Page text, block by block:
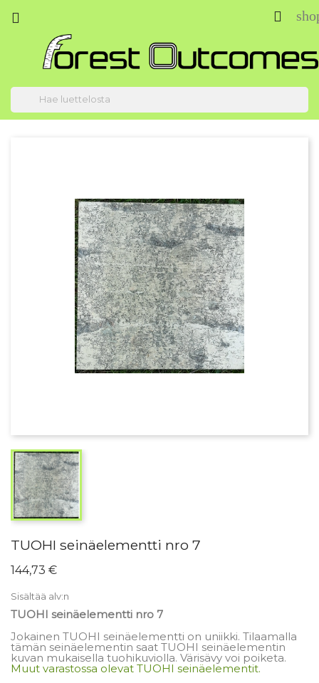
 

TUOHI seinäelementti nro 7
144,73 €
Sisältää alv:n
TUOHI seinäelementti nro 7
Jokainen TUOHI seinäelementti on uniikki. Tilaamalla
tämän seinäelementin saat TUOHI seinäelementin
kuvan mukaisella tuohikuviolla. Värisävy voi poiketa.
Muut varastossa olevat TUOHI seinäelementit.